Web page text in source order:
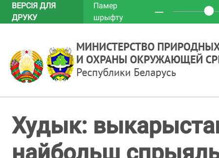
ВЕРСІЯ ДЛЯ
ДРУКУ
Памер
шрыфту
─
Худык:
найбольш